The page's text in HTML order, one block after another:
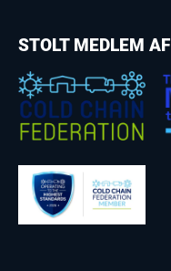
STOLT MEDLEM AF